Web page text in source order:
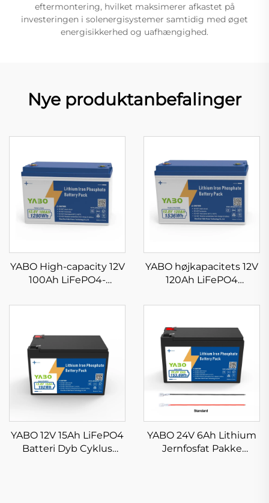
eftermontering, hvilket maksimerer afkastet på
investeringen i solenergisystemer samtidig med øget
energisikkerhed og uafhængighed.
Nye produktanbefalinger
YABO High-capacity 12V
100Ah LiFePO4-
Reservebatteri til
energilagring Dybe
cyklus Lithium-
jernfosfat batterier til
campingvogn, båd og
UPS
YABO højkapacitets 12V
120Ah LiFePO4
lithium-jernfosfatbatteri
solceller, marine og off-
grid strømforsyning
YABO 12V 15Ah LiFePO4
Batteri Dyb Cyklus
YABO 24V 6Ah Lithium
Jernfosfat Pakke